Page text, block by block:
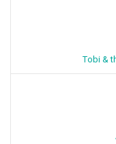
Tobi &